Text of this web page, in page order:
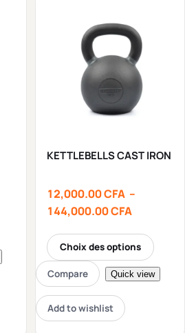
KETTLEBELLS CAST IRON
12,000.00CFA –
144,000.00CFA
Choix des options
Compare Quick view
Add to wishlist